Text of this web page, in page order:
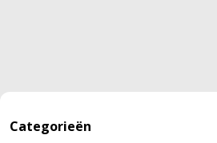
Categorieën